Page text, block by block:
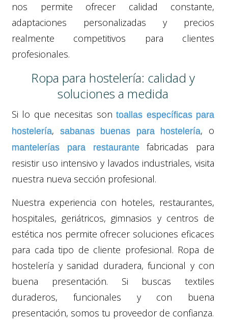
nos permite ofrecer calidad constante,
adaptaciones personalizadas y precios
realmente competitivos para clientes
profesionales.
Ropa para hostelería: calidad y
soluciones a medida
Si lo que necesitas sontoallas específicas para
hostelería, sabanas buenas para hostelería, o
mantelerías para restaurantefabricadas para
resistir uso intensivo y lavados industriales, visita
nuestra nueva sección profesional.
Nuestra experiencia con hoteles, restaurantes,
hospitales, geriátricos, gimnasios y centros de
estética nos permite ofrecer soluciones eficaces
para cada tipo de cliente profesional. Ropa de
hostelería y sanidad duradera, funcional y con
buena presentación. Si buscas textiles
duraderos, funcionales y con buena
presentación, somos tu proveedor de confianza.